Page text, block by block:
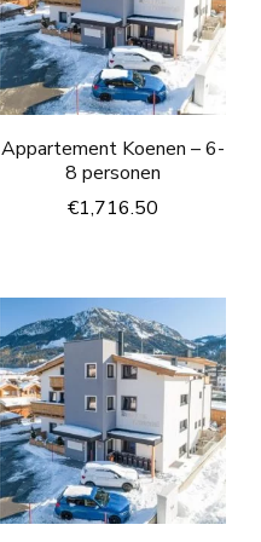
Appartement Koenen – 6-
8 personen
€1,716.50